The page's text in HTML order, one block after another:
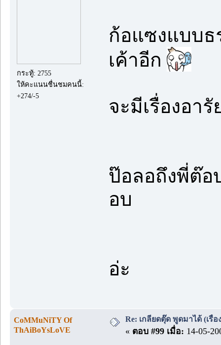
กระทู้: 2755
ให้คะแนนชื่นชมคนนี้:
+274/-5
ก้อแซงแบบธ
เค้าอีก
จะมีเรื่องอา
ป๊อลอถึงพี่ต๊อ
อบ
อ่ะ
CoMMuNiTY Of
ThAiBoYsLoVE
Re: เกลียดตุ๊ด พูดมาได้ (เรื่
« ตอบ #99 เมื่อ: 14-05-